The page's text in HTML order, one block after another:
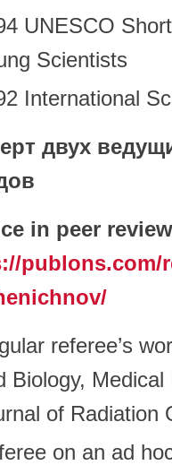
UNESCO
Scientists
International
двух
in peer
publons.com/
referee’s
Biology,
of Radiation
on an ad